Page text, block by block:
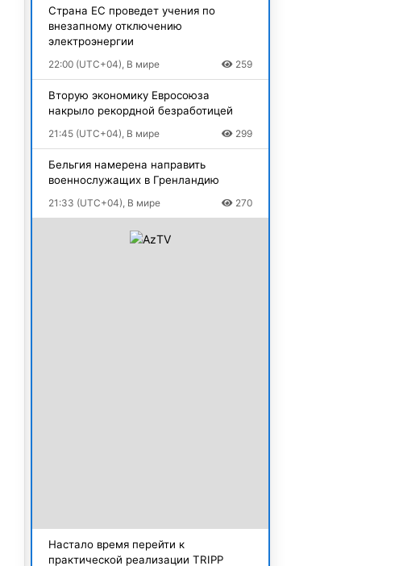
Страна ЕС проведет учения по
внезапному отключению
электроэнергии
22:00 (UTC+04), В мире 259
Вторую экономику Евросоюза
накрыло рекордной безработицей
21:45 (UTC+04), В мире 299
Бельгия намерена направить
военнослужащих в Гренландию
21:33 (UTC+04), В мире 270
Настало время перейти к
практической реализации TRIPP